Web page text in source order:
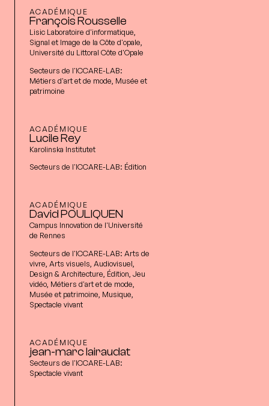
ACADÉMIQUE
François Rousselle
Lisic Laboratoire d'informatique,
Signal et Image de la Côte d'opale,
Université du Littoral Côte d'Opale
Secteurs de l'ICCARE-LAB:
Métiers d'art et de mode, Musée et
patrimoine
ACADÉMIQUE
Lucile Rey
Karolinska Institutet
Secteurs de l'ICCARE-LAB: Édition
ACADÉMIQUE
David POULIQUEN
Campus Innovation de l'Université
de Rennes
Secteurs de l'ICCARE-LAB: Arts de
vivre, Arts visuels, Audiovisuel,
Design & Architecture, Édition, Jeu
vidéo, Métiers d'art et de mode,
Musée et patrimoine, Musique,
Spectacle vivant
ACADÉMIQUE
jean-marc lairaudat
Secteurs de l'ICCARE-LAB:
Spectacle vivant